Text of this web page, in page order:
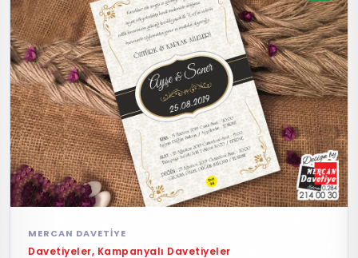
MERCAN DAVETIYE
Davetiyeler, Kampanyalı Davetiyeler